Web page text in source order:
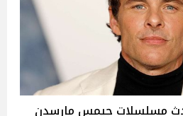
مسلسلات جيمس مارسدن